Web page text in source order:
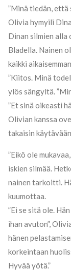
”Minä tiedän, että
Olivia hymyili
Dinan silmien alla
Bladella. Nainen
kaikki
”Kiitos. Minä
ylös sängyltä.
”Et sinä oikeasti
Olivian kanssa
takaisin
”Eikö ole
iskien silmää.
nainen tarkoitti.
kuumottaa.
”Ei se sitä ole.
ihan avuton”,
hänen
korkeintaan
Hyvää yötä.”